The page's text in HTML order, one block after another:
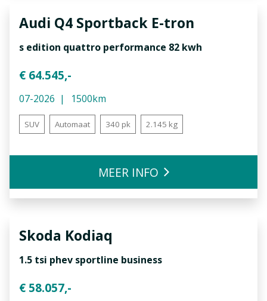
Audi Q4 Sportback E-tron
s edition quattro performance 82 kwh
€ 64.545,-
07-2026 1500km
SUV Automaat 340 pk 2.145 kg
MEER INFO
Skoda Kodiaq
1.5 tsi phev sportline business
€ 58.057,-